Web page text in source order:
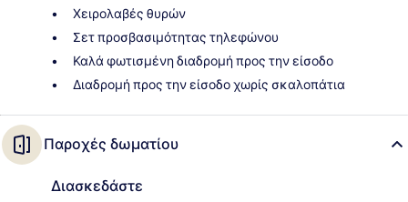
Χειρολαβές θυρών
Σετ προσβασιμότητας τηλεφώνου
Καλά φωτισμένη διαδρομή προς την είσοδο
Διαδρομή προς την είσοδο χωρίς σκαλοπάτια
Παροχές δωματίου
Διασκεδάστε